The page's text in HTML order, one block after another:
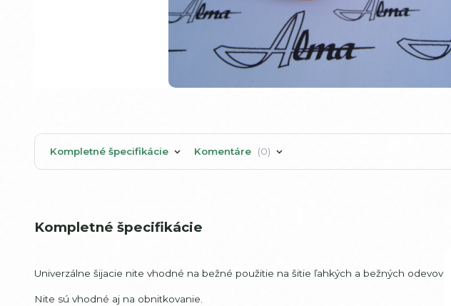
Kompletné špecifikácie Komentáre 0
Kompletné špecifikácie
Univerzálne šijacie nite vhodné na bežné použitie na šitie ľahkých a bežných odevov.
Nite sú vhodné aj na obnitkovanie.